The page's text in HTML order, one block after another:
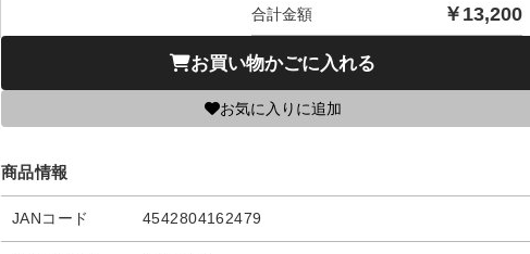
合計金額 ￥ 13,200
お買い物かごに入れる
お気に入りに追加
商品情報
JANコード 4542804162479